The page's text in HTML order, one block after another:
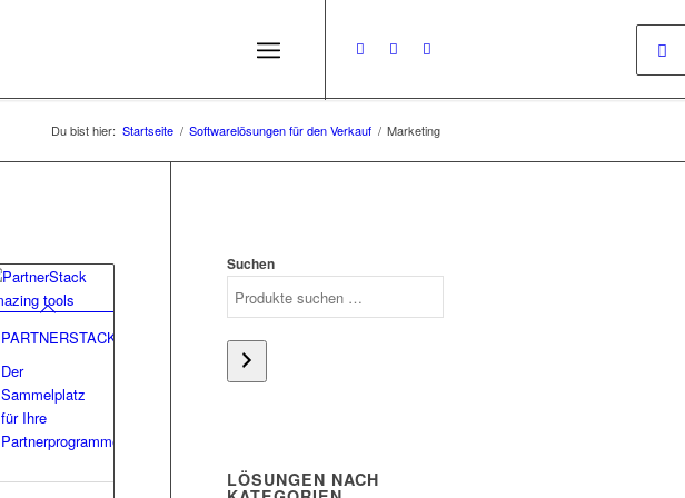
Du bist hier: Startseite / Softwarelösungen für den Verkauf / Marketing
PARTNERSTACK
Der
Sammelplatz
für Ihre
Partnerprogramme.
Suchen
LÖSUNGEN NACH